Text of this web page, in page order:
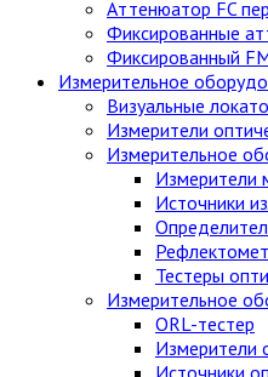
Аттенюатор FC
Фиксированные
Фиксированный
Измерительное
Визуальные
Измерители
Измерительное
Измерители
Источники
Тестеры
Измерительное
ORL-тестер
Измерители
Источники